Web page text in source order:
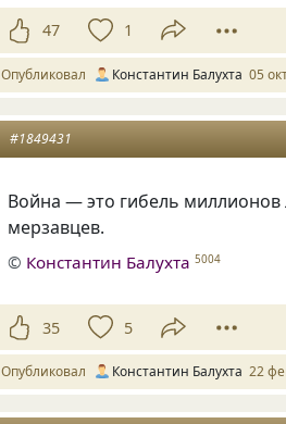
47 1
Опубликовал Константин Балухта 05
#1849431
Война — это гибель
мерзавцев.
© Константин Балухта 5004
35 5
Опубликовал Константин Балухта 22